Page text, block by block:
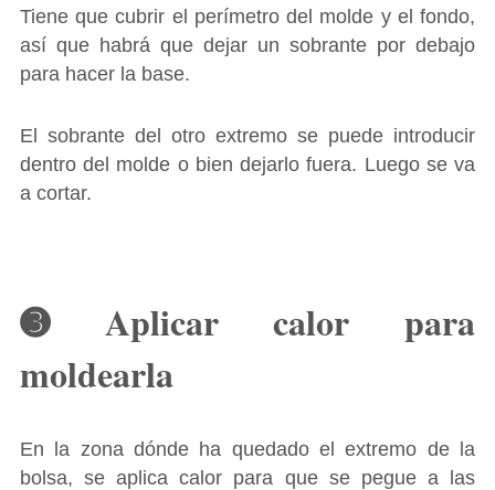
Tiene que cubrir el perímetro del molde y el fondo,
así que habrá que dejar un sobrante por debajo
para hacer la base.
El sobrante del otro extremo se puede introducir
dentro del molde o bien dejarlo fuera. Luego se va
a cortar.
➌ Aplicar calor para
moldearla
En la zona dónde ha quedado el extremo de la
bolsa, se aplica calor para que se pegue a las